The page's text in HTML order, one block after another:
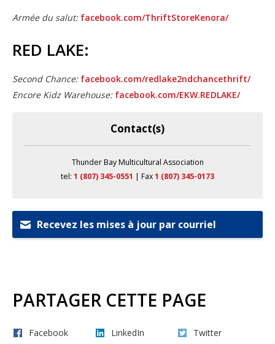
Armée du salut: facebook.com/ThriftStoreKenora/
RED LAKE:
Second Chance: facebook.com/redlake2ndchancethrift/
Encore Kidz Warehouse: facebook.com/EKW.REDLAKE/
Contact(s)
Thunder Bay Multicultural Association
tel: 1 (807) 345-0551 | Fax 1 (807) 345-0173
Recevez les mises à jour par courriel
PARTAGER CETTE PAGE
Facebook LinkedIn Twitter